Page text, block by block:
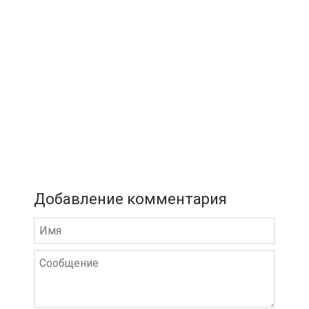
Добавление комментария